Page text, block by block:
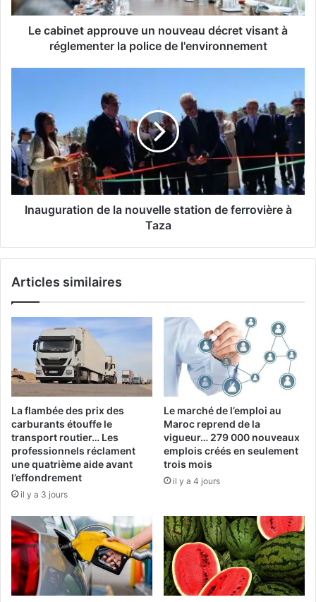
réglementer
Le cabinet approuve un nouveau décret visant à
réglementer la police de l'environnement
nouvelle
station
de
ferrovière
à
Taza
Inauguration de la nouvelle station de ferrovière à
Taza
Articles similaires
La flambée des prix des
carburants étouffe le
transport routier… Les
professionnels réclament
une quatrième aide avant
l’effondrement
il y a 3 jours
Le marché de l’emploi au
Maroc reprend de la
vigueur… 279 000 nouveaux
emplois créés en seulement
trois mois
il y a 4 jours